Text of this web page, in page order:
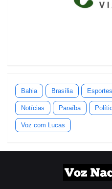
Bahia Brasília Esportes
Notícias Paraíba
Voz com Lucas